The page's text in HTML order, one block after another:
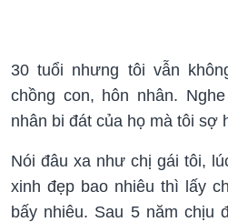
30 tuổi nhưng tôi vẫn
chồng con, hôn nhân.
nhân bi đát của họ mà tôi sợ
Nói đâu xa như chị gái tôi,
xinh đẹp bao nhiêu thì lấy
bấy nhiêu. Sau 5 năm chịu